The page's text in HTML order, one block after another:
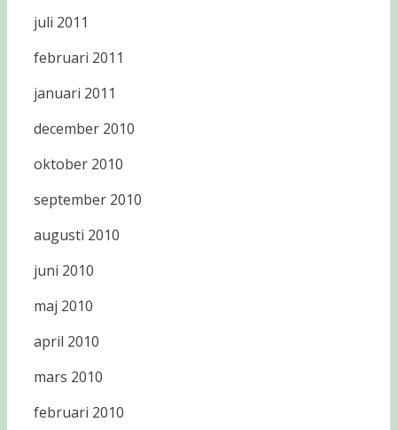
juli 2011
februari 2011
januari 2011
december 2010
oktober 2010
september 2010
augusti 2010
juni 2010
maj 2010
april 2010
mars 2010
februari 2010